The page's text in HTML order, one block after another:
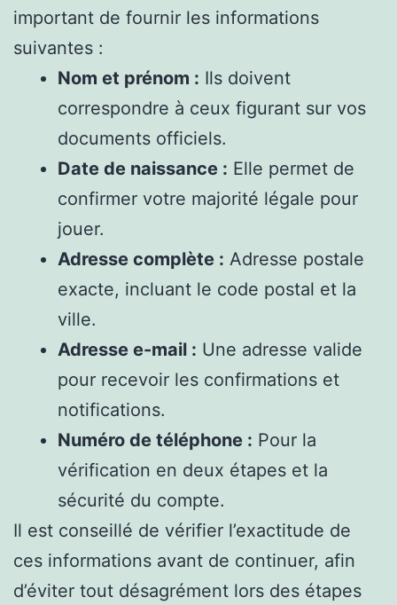
important de fournir les informations
suivantes :
Nom et prénom : Ils doivent
correspondre à ceux figurant sur vos
documents officiels.
Date de naissance : Elle permet de
confirmer votre majorité légale pour
jouer.
Adresse complète : Adresse postale
exacte, incluant le code postal et la
ville.
Adresse e-mail : Une adresse valide
pour recevoir les confirmations et
notifications.
Numéro de téléphone : Pour la
vérification en deux étapes et la
sécurité du compte.
Il est conseillé de vérifier l’exactitude de
ces informations avant de continuer, afin
d’éviter tout désagrément lors des étapes